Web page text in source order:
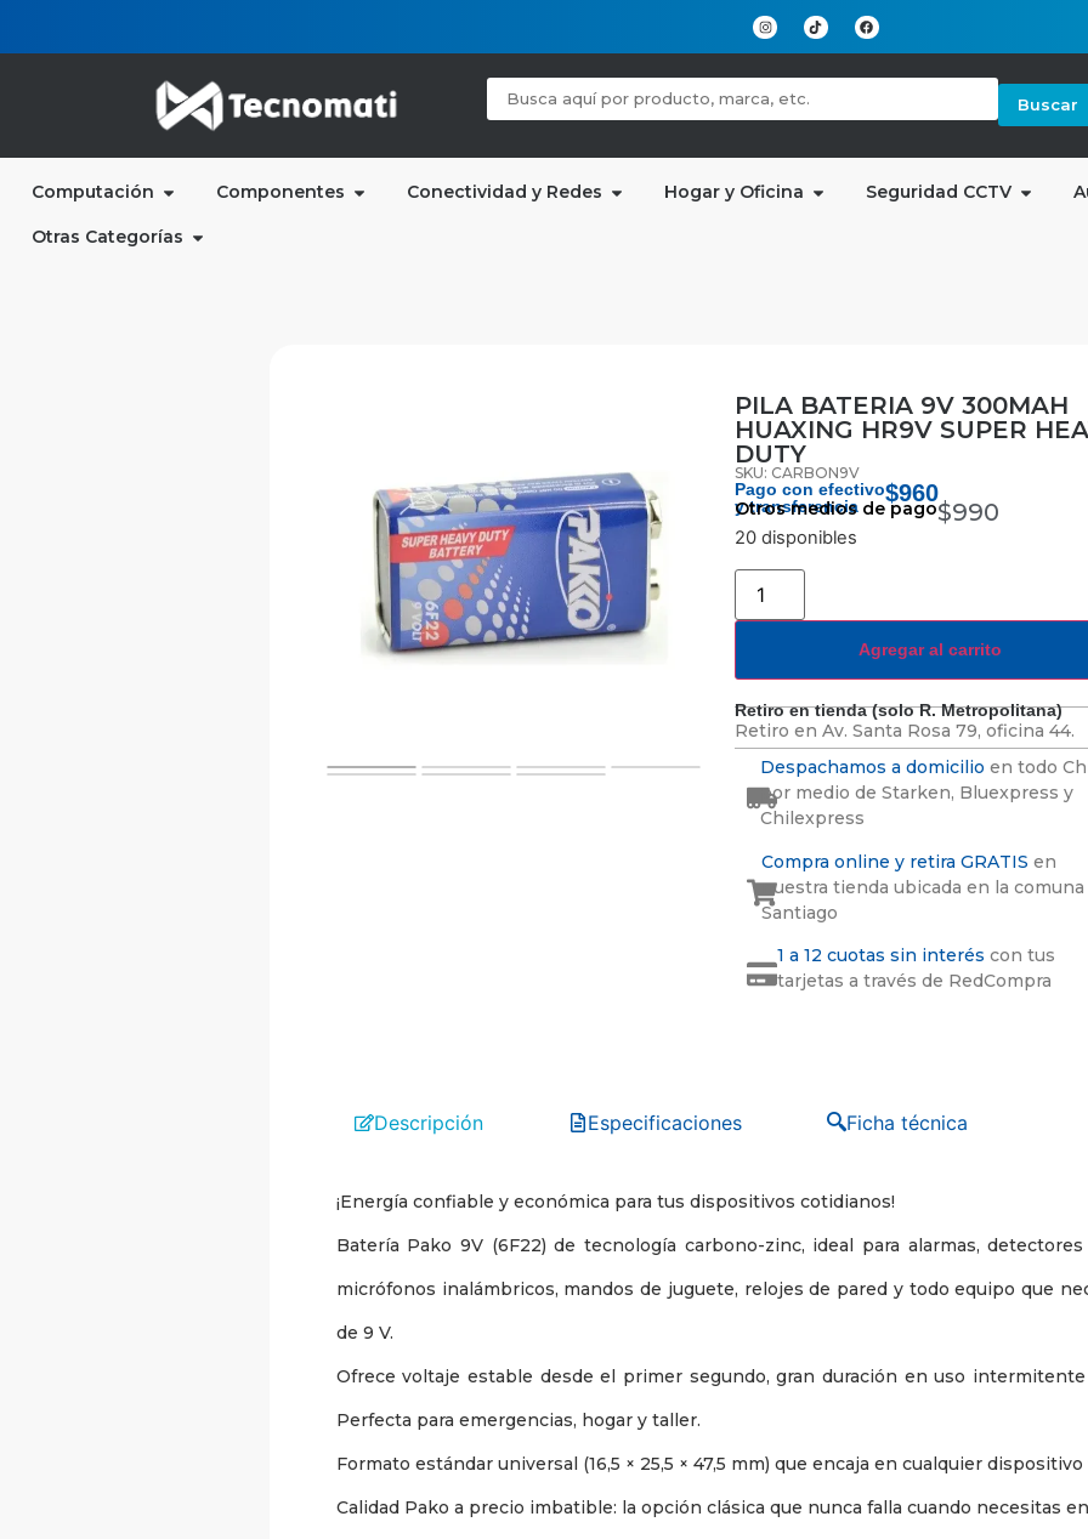
Buscar
Computación Componentes Conectividad y Redes Hogar y Oficina Seguridad CCTV
Otras Categorías
PILA BATERIA 9V 300MAH
HUAXING HR9V SUPER
DUTY
SKU: CARBON9V
Pago con efectivo
y transferencia
$960
Otros medios de pago$990
20 disponibles
Agregar al carrito
Retiro en tienda (solo R. Metropolitana)
Retiro en Av. Santa Rosa 79, oficina 44.
Despachamos a domicilio en todo
por medio de Starken, Bluexpress y
Chilexpress
Compra online y retira GRATIS en
nuestra tienda ubicada en la comuna
Santiago
1 a 12 cuotas sin interés con tus
tarjetas a través de RedCompra
Descripción Especificaciones Ficha técnica
¡Energía confiable y económica para tus dispositivos cotidianos!
Batería Pako 9V (6F22) de tecnología carbono-zinc, ideal para alarmas,
micrófonos inalámbricos, mandos de juguete, relojes de pared y todo equipo que
de 9 V.
Ofrece voltaje estable desde el primer segundo, gran duración en uso
Perfecta para emergencias, hogar y taller.
Formato estándar universal (16,5 × 25,5 × 47,5 mm) que encaja en cualquier dispositivo
Calidad Pako a precio imbatible: la opción clásica que nunca falla cuando necesitas